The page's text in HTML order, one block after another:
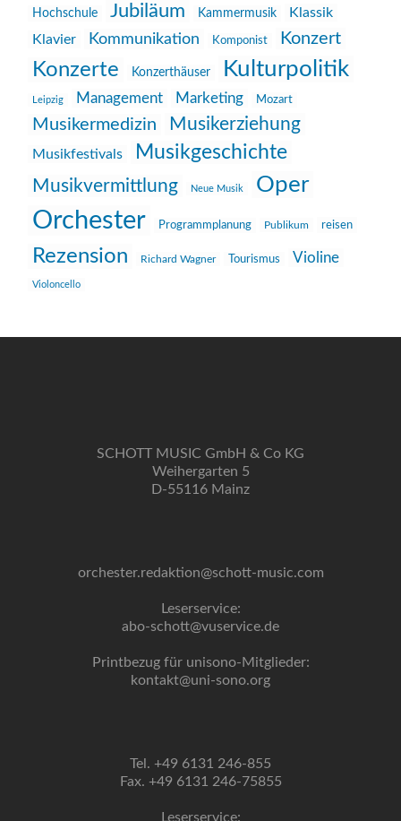
Hochschule Jubiläum Kammermusik
Klassik
Klavier
Kommunikation Komponist Konzert
Konzerte Konzerthäuser Kulturpolitik
Leipzig Management Marketing Mozart
Musikermedizin Musikerziehung
Musikfestivals Musikgeschichte
Musikvermittlung Neue Musik Oper
Orchester Programmplanung Publikum reisen
Rezension Richard Wagner Tourismus Violine
Violoncello
SCHOTT MUSIC GmbH & Co KG
Weihergarten 5
D-55116 Mainz
orchester.redaktion@schott-music.com
Leserservice:
abo-schott@vuservice.de
Printbezug für unisono-Mitglieder:
kontakt@uni-sono.org
Tel. +49 6131 246-855
Fax. +49 6131 246-75855
Leserservice: